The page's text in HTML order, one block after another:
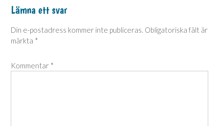
Lämna ett svar
Din e-postadress kommer inte publiceras. Obligatoriska fält är
märkta *
Kommentar *